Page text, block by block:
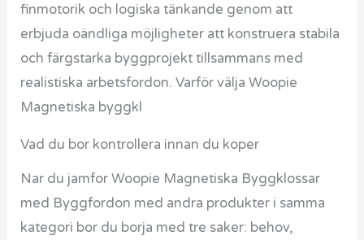
finmotorik och logiska tänkande genom att
erbjuda oändliga möjligheter att konstruera stabila
och färgstarka byggprojekt tillsammans med
realistiska arbetsfordon. Varför välja Woopie
Magnetiska byggkl
Vad du bor kontrollera innan du koper
Nar du jamfor Woopie Magnetiska Byggklossar
med Byggfordon med andra produkter i samma
kategori bor du borja med tre saker: behov,